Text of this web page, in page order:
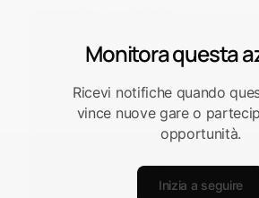
Monitora questa
Ricevi notifiche quando
vince nuove gare o
opportunità.
Inizia a seguire